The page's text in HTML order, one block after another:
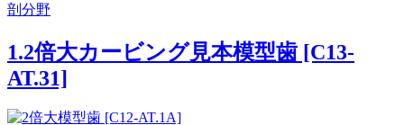
剖分野
1.2倍大カービング見本模型歯 [C13-
AT.31]